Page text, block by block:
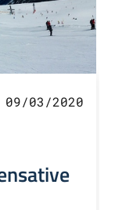
09/03/2020